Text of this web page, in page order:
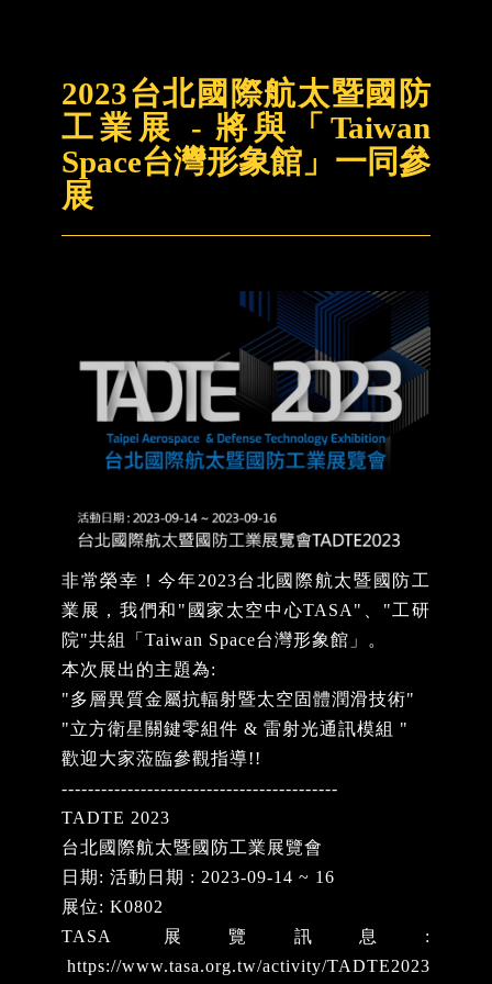
2023台北國際航太暨國防
工業展 - 將與「Taiwan
Space台灣形象館」一同參
展
非常榮幸！今年2023台北國際航太暨國防工
業展，我們和"國家太空中心TASA"、"工研
院"共組「Taiwan Space台灣形象館」。
本次展出的主題為:
"多層異質金屬抗輻射暨太空固體潤滑技術"
"立方衛星關鍵零組件 & 雷射光通訊模組 "
歡迎大家蒞臨參觀指導!!
------------------------------------------
TADTE 2023
台北國際航太暨國防工業展覽會
日期: 活動日期 : 2023-09-14 ~ 16
展位: K0802
TASA 展覽訊息:
https://www.tasa.org.tw/activity/TADTE2023